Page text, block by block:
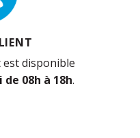
est disponible
08h à 18h.